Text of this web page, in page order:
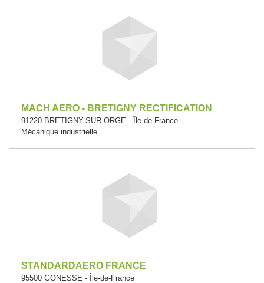
MACH AERO - BRETIGNY RECTIFICATION
91220 BRETIGNY-SUR-ORGE - Île-de-France
Mécanique industrielle
STANDARDAERO FRANCE
95500 GONESSE - Île-de-France